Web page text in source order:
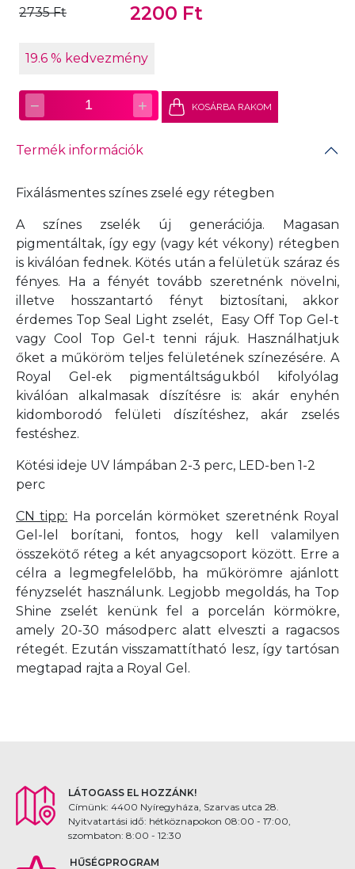
2735 Ft 2200 Ft
19.6 % kedvezmény
− 1 + KOSÁRBA RAKOM
Termék információk
Fixálásmentes színes zselé egy rétegben
A színes zselék új generációja. Magasan
pigmentáltak, így egy (vagy két vékony) rétegben
is kiválóan fednek. Kötés után a felületük száraz és
fényes. Ha a fényét tovább szeretnénk növelni,
illetve hosszantartó fényt biztosítani, akkor
érdemes Top Seal Light zselét, Easy Off Top Gel-t
vagy Cool Top Gel-t tenni rájuk. Használhatjuk
őket a műköröm teljes felületének színezésére. A
Royal Gel-ek pigmentáltságukból kifolyólag
kiválóan alkalmasak díszítésre is: akár enyhén
kidomborodó felületi díszítéshez, akár zselés
festéshez.
Kötési ideje UV lámpában 2-3 perc, LED-ben 1-2
perc
CN tipp: Ha porcelán körmöket szeretnénk Royal
Gel-lel borítani, fontos, hogy kell valamilyen
összekötő réteg a két anyagcsoport között. Erre a
célra a legmegfelelőbb, ha műkörömre ajánlott
fényzselét használunk. Legjobb megoldás, ha Top
Shine zselét kenünk fel a porcelán körmökre,
amely 20-30 másodperc alatt elveszti a ragacsos
rétegét. Ezután visszamattítható lesz, így tartósan
megtapad rajta a Royal Gel.
LÁTOGASS EL HOZZÁNK!
Címünk: 4400 Nyíregyháza, Szarvas utca 28.
Nyitvatartási idő: hétköznapokon 08:00 - 17:00,
szombaton: 8:00 - 12:30
HŰSÉGPROGRAM